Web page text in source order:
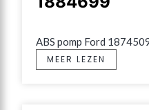
ABS pomp Ford
MEER LEZEN